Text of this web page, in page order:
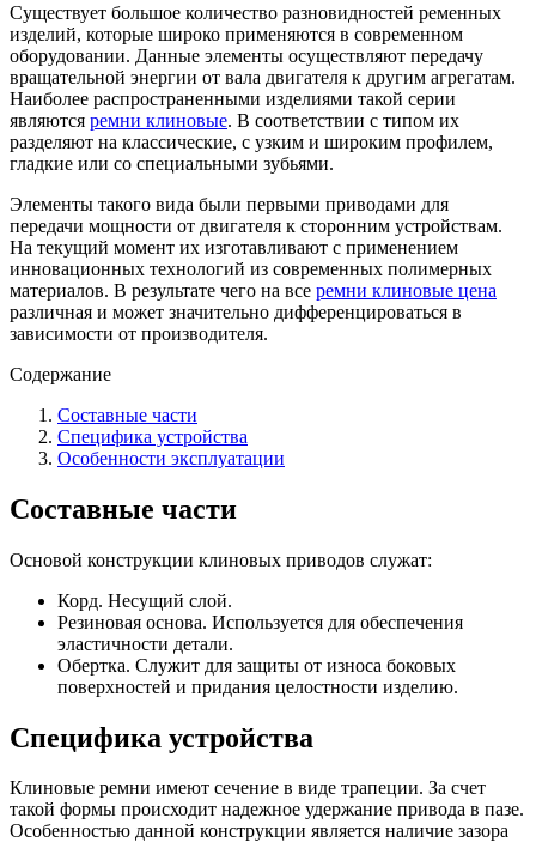
Существует большое количество разновидностей ременных
изделий, которые широко применяются в современном
оборудовании. Данные элементы осуществляют передачу
вращательной энергии от вала двигателя к другим агрегатам.
Наиболее распространенными изделиями такой серии
являются ремни клиновые. В соответствии с типом их
разделяют на классические, с узким и широким профилем,
гладкие или со специальными зубьями.
Элементы такого вида были первыми приводами для
передачи мощности от двигателя к сторонним устройствам.
На текущий момент их изготавливают с применением
инновационных технологий из современных полимерных
материалов. В результате чего на все ремни клиновые цена
различная и может значительно дифференцироваться в
зависимости от производителя.
Содержание
Составные части
Специфика устройства
Особенности эксплуатации
Составные части
Основой конструкции клиновых приводов служат:
Корд. Несущий слой.
Резиновая основа. Используется для обеспечения
эластичности детали.
Обертка. Служит для защиты от износа боковых
поверхностей и придания целостности изделию.
Специфика устройства
Клиновые ремни имеют сечение в виде трапеции. За счет
такой формы происходит надежное удержание привода в пазе.
Особенностью данной конструкции является наличие зазора